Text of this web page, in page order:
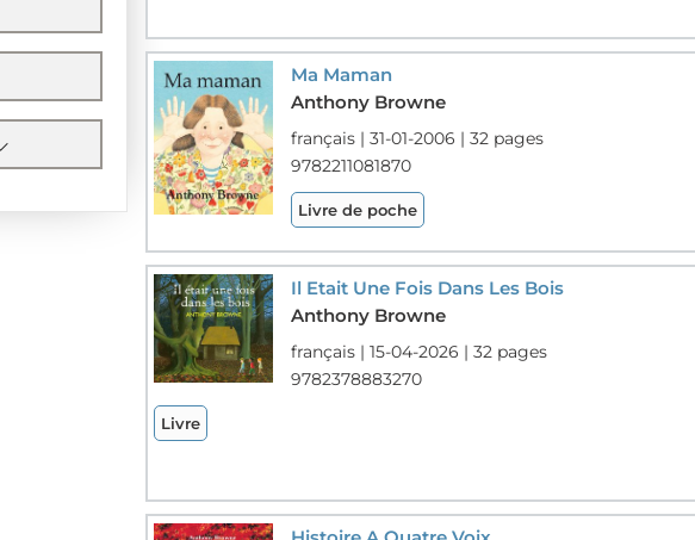
Ma Maman
Anthony Browne
français | 31-01-2006 | 32 pages
9782211081870
Livre de poche
Il Etait Une Fois Dans Les Bois
Anthony Browne
français | 15-04-2026 | 32 pages
9782378883270
Livre